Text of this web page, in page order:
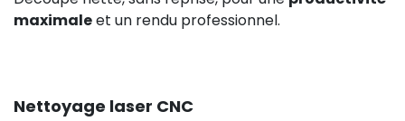
maximaleet un rendu professionnel.
Nettoyage laser CNC